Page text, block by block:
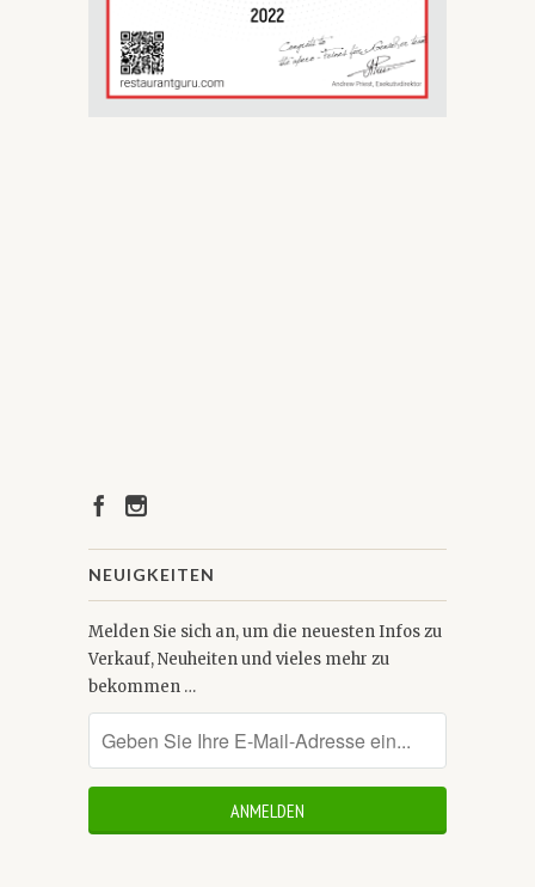
NEUIGKEITEN
Melden Sie sich an, um die neuesten Infos zu
Verkauf, Neuheiten und vieles mehr zu
bekommen …